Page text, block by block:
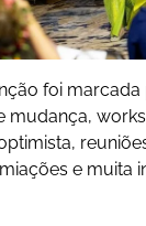
foi
mudança,
e muita